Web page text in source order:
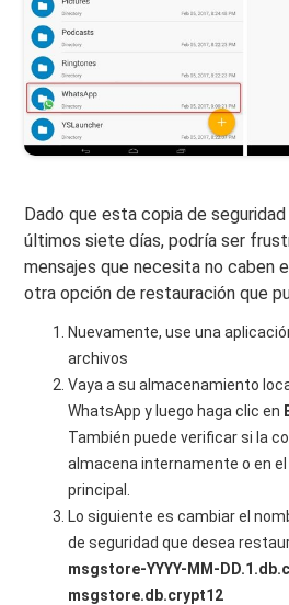
Dado que esta copia de
últimos siete días, podría ser
mensajes que necesita no caben
otra opción de restauración que
Nuevamente, use una
archivos
Vaya a su almacenamiento
WhatsApp y luego haga clic en
También puede verificar si la
almacena internamente o en
principal.
Lo siguiente es cambiar el
de seguridad que desea
msgstore-YYYY-MM-
msgstore.db.crypt12